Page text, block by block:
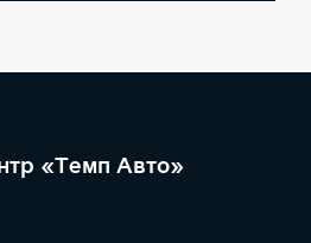
«Темп Авто»